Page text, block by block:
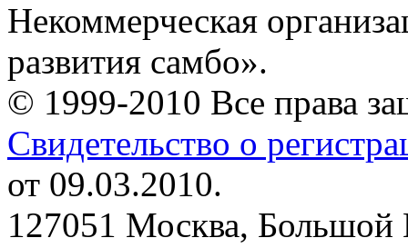
Некоммерческая
развития самбо».
© 1999-2010 Все права
Свидетельство о
от 09.03.2010.
127051 Москва, Большой